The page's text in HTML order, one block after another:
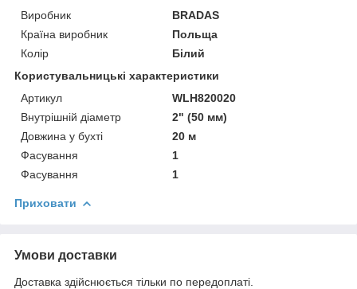
Виробник
BRADAS
Країна виробник
Польща
Колір
Білий
Користувальницькі характеристики
Артикул
WLH820020
Внутрішній діаметр
2" (50 мм)
Довжина у бухті
20 м
Фасування
1
Фасування
1
Приховати
Умови доставки
Доставка здійснюється тільки по передоплаті.